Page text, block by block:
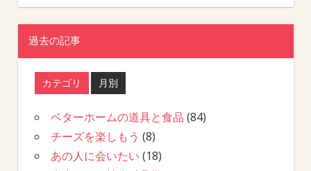
過去の記事
カテゴリ 月別
ベターホームの道具と食品 (84)
チーズを楽しもう (8)
あの人に会いたい (18)